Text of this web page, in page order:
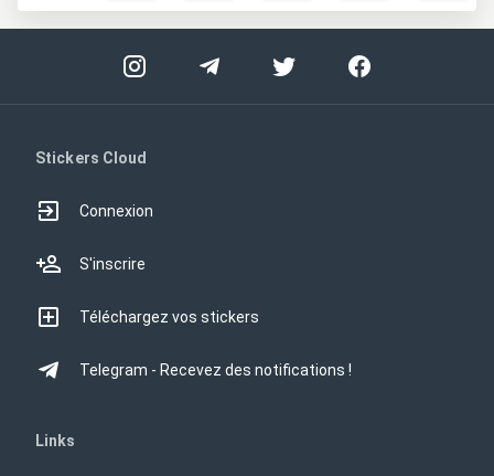
Stickers Cloud
Connexion
S'inscrire
Téléchargez vos stickers
Telegram - Recevez des notifications !
Links